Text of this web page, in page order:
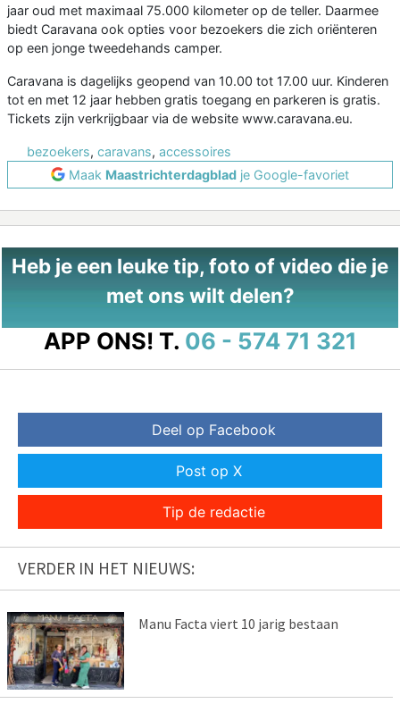
jaar oud met maximaal 75.000 kilometer op de teller. Daarmee
biedt Caravana ook opties voor bezoekers die zich oriënteren
op een jonge tweedehands camper.
Caravana is dagelijks geopend van 10.00 tot 17.00 uur. Kinderen
tot en met 12 jaar hebben gratis toegang en parkeren is gratis.
Tickets zijn verkrijgbaar via de website www.caravana.eu.
bezoekers, caravans, accessoires
Maak Maastrichterdagblad je Google-favoriet
Heb je een leuke tip, foto of video die je
met ons wilt delen?
APP ONS! T. 06 - 574 71 321
Deel op Facebook
Post op X
Tip de redactie
VERDER IN HET NIEUWS:
Manu Facta viert 10 jarig bestaan